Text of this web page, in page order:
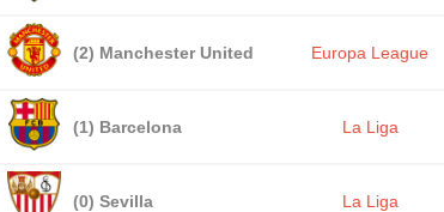
(2) Manchester United Europa League
(1) Barcelona La Liga
(0) Sevilla La Liga